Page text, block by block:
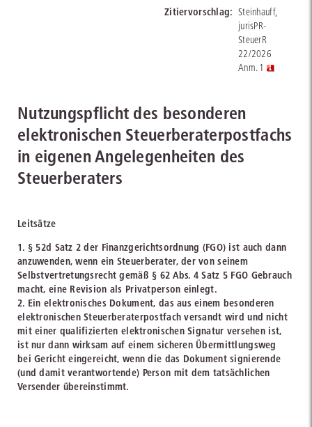
Zitiervorschlag: Steinhauff,
jurisPR-
SteuerR
22/2026
Anm. 1
Nutzungspflicht des besonderen
elektronischen Steuerberaterpostfachs
in eigenen Angelegenheiten des
Steuerberaters
Leitsätze
1. § 52d Satz 2 der Finanzgerichtsordnung (FGO) ist auch dann
anzuwenden, wenn ein Steuerberater, der von seinem
Selbstvertretungsrecht gemäß § 62 Abs. 4 Satz 5 FGO Gebrauch
macht, eine Revision als Privatperson einlegt.
2. Ein elektronisches Dokument, das aus einem besonderen
elektronischen Steuerberaterpostfach versandt wird und nicht
mit einer qualifizierten elektronischen Signatur versehen ist,
ist nur dann wirksam auf einem sicheren Übermittlungsweg
bei Gericht eingereicht, wenn die das Dokument signierende
(und damit verantwortende) Person mit dem tatsächlichen
Versender übereinstimmt.